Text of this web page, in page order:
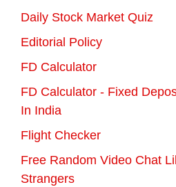
Daily Stock Market Quiz
Editorial Policy
FD Calculator
FD Calculator - Fixed
In India
Flight Checker
Free Random Video Chat
Strangers